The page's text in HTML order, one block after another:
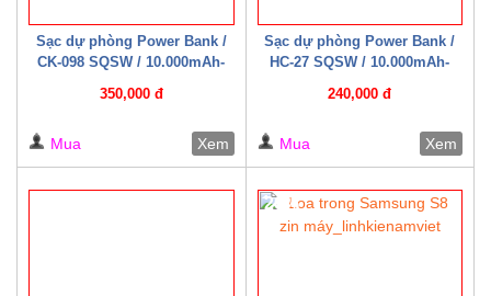
Sạc dự phòng Power Bank /
CK-098 SQSW / 10.000mAh-
350,000 đ
Mua Xem
Sạc dự phòng Power Bank /
HC-27 SQSW / 10.000mAh-
Trắng/ Đen
240,000 đ
Mua Xem
20%